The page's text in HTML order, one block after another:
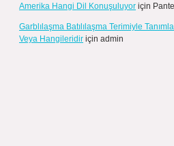
Amerika Hangi Dil Konuşuluyor için
Garblılaşma Batılılaşma Terimiyle
Veya Hangileridir için admin